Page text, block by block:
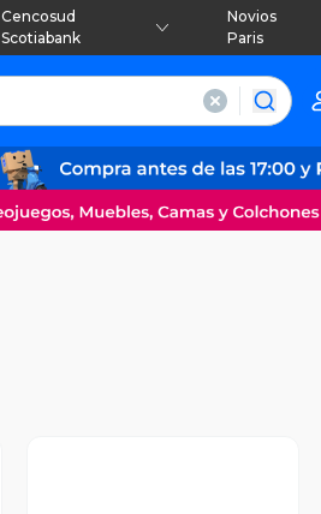
Cencosud
Scotiabank
Novios
Paris